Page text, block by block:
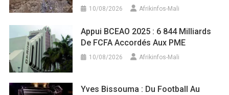
10/08/2026 Afrikinfos-Mali
Appui BCEAO 2025 : 6 844 Milliards
De FCFA Accordés Aux PME
10/08/2026 Afrikinfos-Mali
Yves Bissouma : Du Football Au